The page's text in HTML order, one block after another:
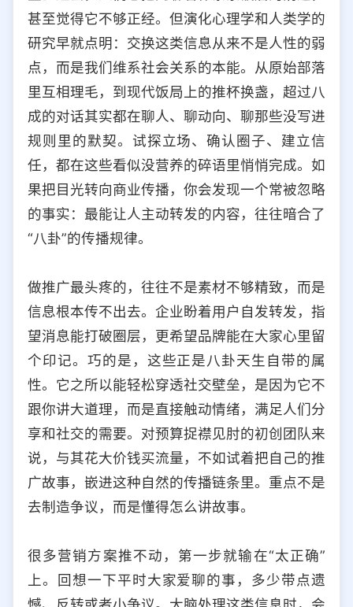
甚至觉得它不够正经。但演化心理学和人类学的
研究早就点明：交换这类信息从来不是人性的弱
点，而是我们维系社会关系的本能。从原始部落
里互相理毛，到现代饭局上的推杯换盏，超过八
成的对话其实都在聊人、聊动向、聊那些没写进
规则里的默契。试探立场、确认圈子、建立信
任，都在这些看似没营养的碎语里悄悄完成。如
果把目光转向商业传播，你会发现一个常被忽略
的事实：最能让人主动转发的内容，往往暗合了
“八卦”的传播规律。
做推广最头疼的，往往不是素材不够精致，而是
信息根本传不出去。企业盼着用户自发转发，指
望消息能打破圈层，更希望品牌能在大家心里留
个印记。巧的是，这些正是八卦天生自带的属
性。它之所以能轻松穿透社交壁垒，是因为它不
跟你讲大道理，而是直接触动情绪，满足人们分
享和社交的需要。对预算捉襟见肘的初创团队来
说，与其花大价钱买流量，不如试着把自己的推
广故事，嵌进这种自然的传播链条里。重点不是
去制造争议，而是懂得怎么讲故事。
很多营销方案推不动，第一步就输在“太正确”
上。回想一下平时大家爱聊的事，多少带点遗